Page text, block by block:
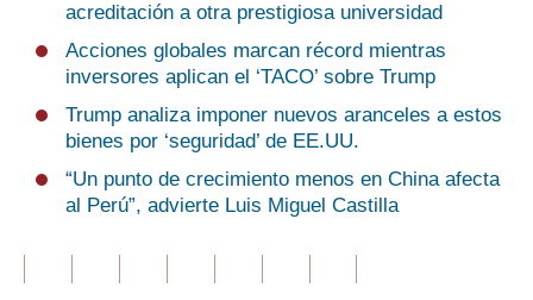
acreditación a otra prestigiosa universidad
Acciones globales marcan récord mientras
inversores aplican el ‘TACO’ sobre Trump
Trump analiza imponer nuevos aranceles a estos
bienes por ‘seguridad’ de EE.UU.
“Un punto de crecimiento menos en China afecta
al Perú”, advierte Luis Miguel Castilla